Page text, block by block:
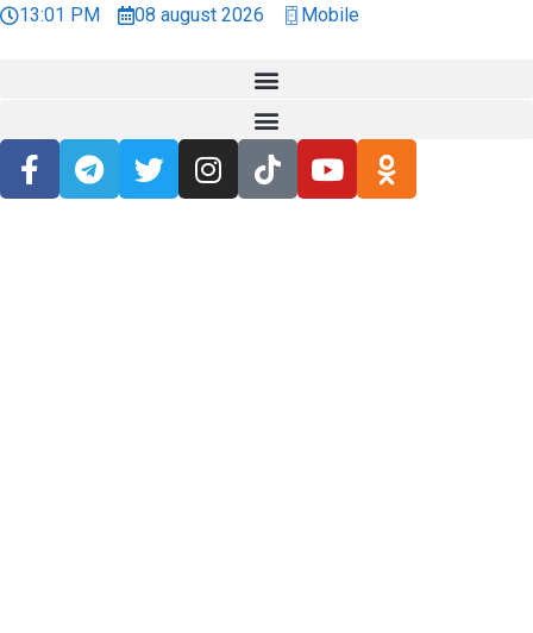
13:01 PM 08 august 2026 Mobile